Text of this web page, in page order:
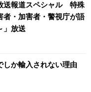
送報道スペシャル 特殊
者・加害者・警視庁が語
」放送
しか輸入されない理由